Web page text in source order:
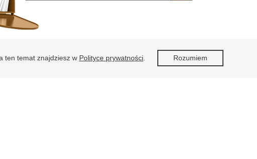
ten temat znajdziesz w Polityce prywatności Rozumiem